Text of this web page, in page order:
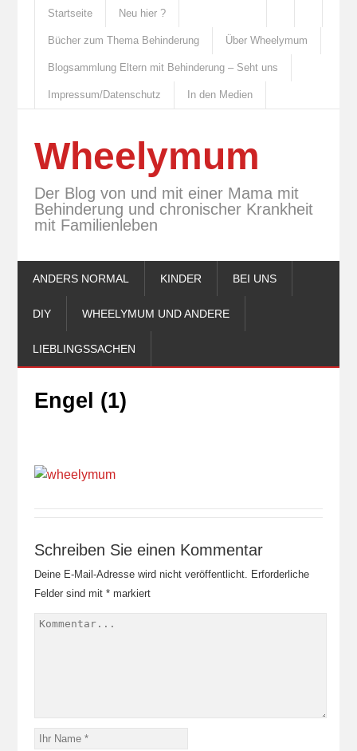
Startseite Neu hier ?
Bücher zum Thema Behinderung Über Wheelymum
Blogsammlung Eltern mit Behinderung – Seht uns
Impressum/Datenschutz In den Medien
Wheelymum
Der Blog von und mit einer Mama mit
Behinderung und chronischer Krankheit
mit Familienleben
ANDERS NORMAL KINDER BEI UNS
DIY WHEELYMUM UND ANDERE
LIEBLINGSSACHEN
Engel (1)
Schreiben Sie einen Kommentar
Deine E-Mail-Adresse wird nicht veröffentlicht. Erforderliche
Felder sind mit *markiert